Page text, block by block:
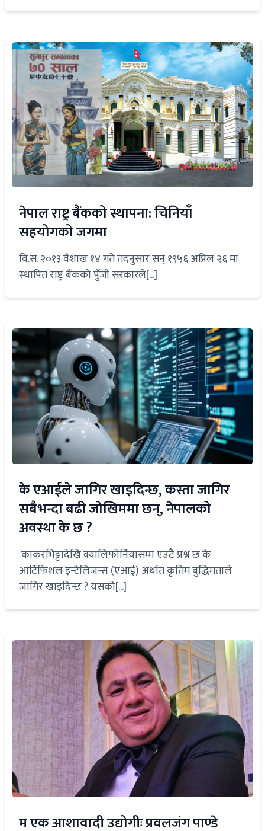
नेपाल राष्ट्र बैंकको स्थापना: चिनियाँ
सहयोगको जगमा
वि.सं. २०१३ वैशाख १४ गते तदनुसार सन् १९५६ अप्रिल २६ मा
स्थापित राष्ट्र बैंकको पुँजी सरकारले[...]
के एआईले जागिर खाइदिन्छ, कस्ता जागिर
सबैभन्दा बढी जोखिममा छन्, नेपालको
अवस्था के छ ?
काकरभिट्टादेखि क्यालिफोर्नियासम्म एउटै प्रश्न छ के
आर्टिफिशल इन्टेलिजन्स (एआई) अर्थात कृतिम बुद्धिमताले
जागिर खाइदिन्छ ? यसको[...]
म एक आशावादी उद्योगीः प्रवलजंग पाण्डे